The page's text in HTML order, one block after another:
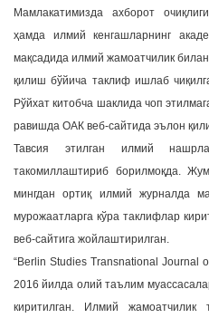
n
Мамлакатимизда ахборот
ҳамда илмий кенгашларнинг
мақсадида илмий жамоатчилик
қилиш бўйича таклиф ишлаб
Рўйхат китобча шаклида чоп
равишда ОАК веб-сайтида эълон
Тавсия этилган илмий
такомиллаштириб борилмоқда.
мингдан ортиқ илмий журналда
мурожаатларга кўра таклифлар
веб-сайтига жойлаштирилган.
“Berlin Studies Transnational Journal
2016 йилда олий таълим
киритилган. Илмий